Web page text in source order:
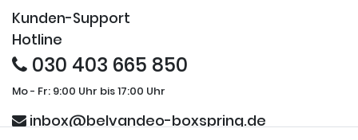
Kunden-Support
Hotline
030 403 665 850
Mo - Fr: 9:00 Uhr bis 17:00 Uhr
inbox@belvandeo-boxspring.de